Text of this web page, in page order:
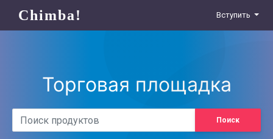
Chimba! Вступить
Торговая площадка
Поиск